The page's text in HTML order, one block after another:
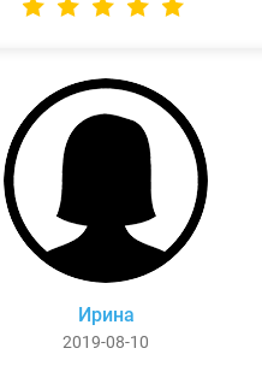
Ирина
2019-08-10